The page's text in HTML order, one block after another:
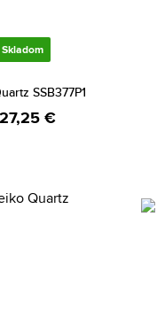
Skladom
SSB377P1
€